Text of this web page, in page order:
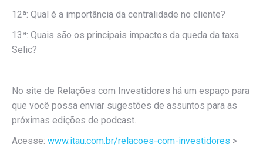
12ª: Qual é a importância da centralidade no cliente?
13ª: Quais são os principais impactos da queda da taxa
Selic?
No site de Relações com Investidores há um espaço para
que você possa enviar sugestões de assuntos para as
próximas edições de podcast.
Acesse: www.itau.com.br/relacoes-com-investidores >